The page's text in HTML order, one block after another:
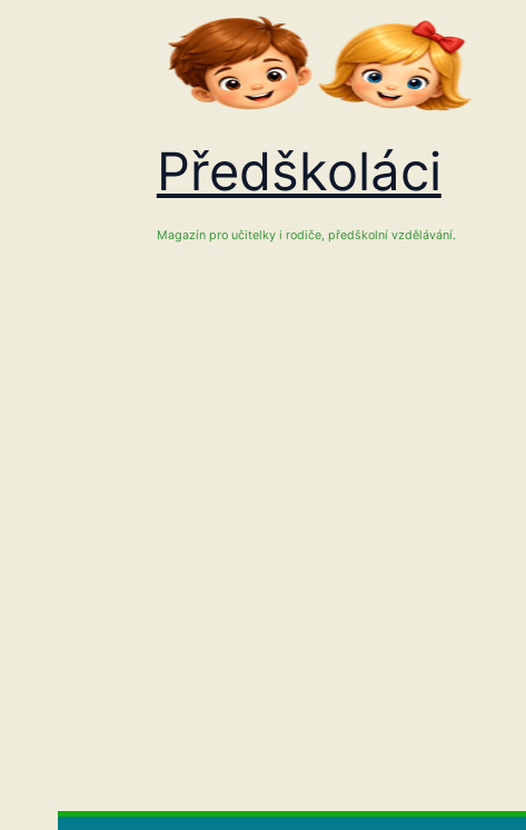
Předškoláci
Magazín pro učitelky i rodiče, předškolní vzdělávání.